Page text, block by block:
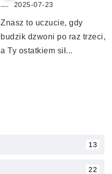
2025-07-23
Znasz to uczucie, gdy
budzik dzwoni po raz trzeci,
a Ty ostatkiem sił...
13
22